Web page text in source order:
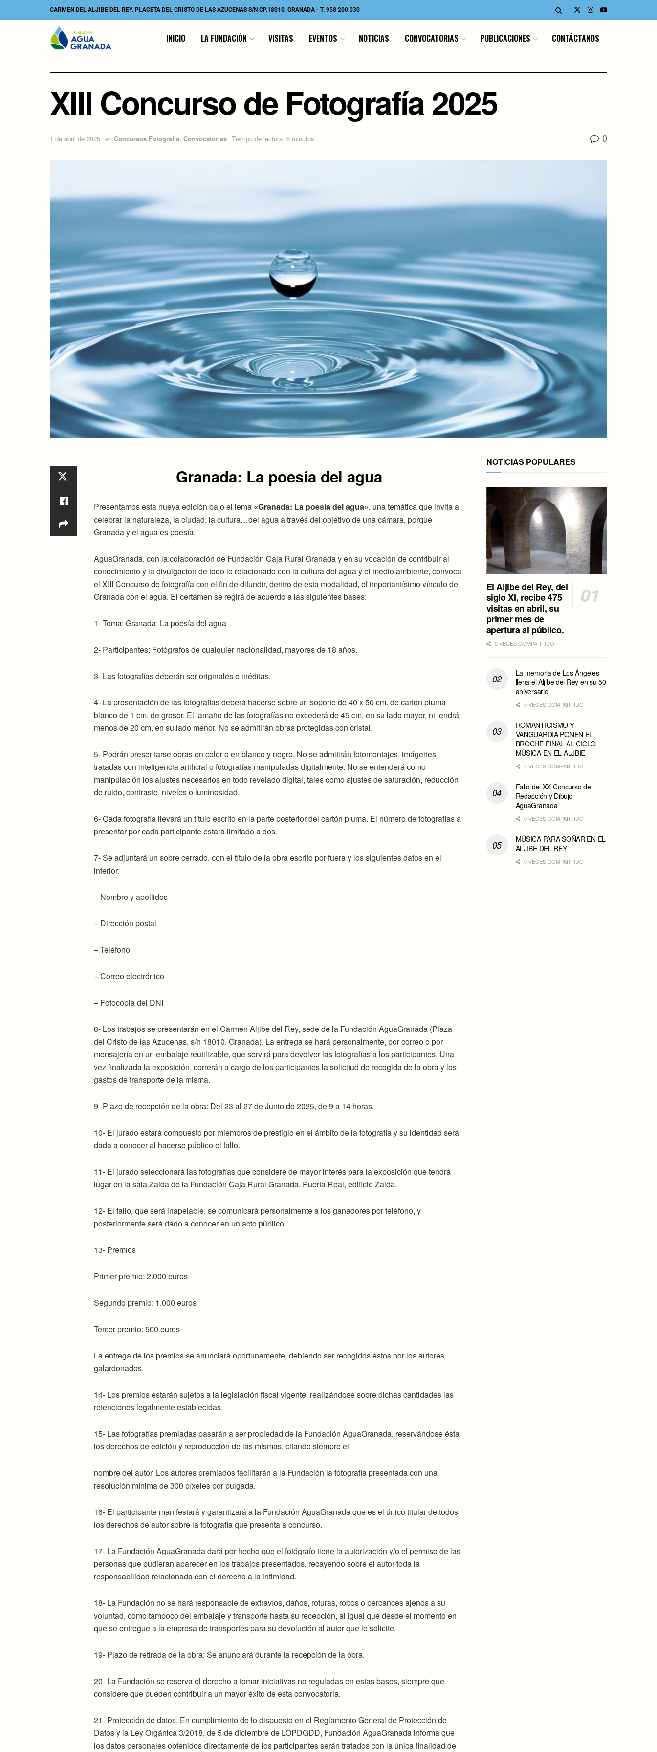
CARMEN DEL ALJIBE DEL REY. PLACETA DEL CRISTO DE LAS AZUCENAS S/N CP.18010, GRANADA - T. 958 200 030
INICIO LA FUNDACIÓN VISITAS EVENTOS NOTICIAS CONVOCATORIAS PUBLICACIONES CONTÁCTANOS
XIII Concurso de Fotografía 2025
1 de abril de 2025 en Concursos Fotografía, Convocatorias Tiempo de lectura: 6 minutos 0
Granada: La poesía del agua
Presentamos esta nueva edición bajo el lema «Granada: La poesía del agua», una temática que invita a
celebrar la naturaleza, la ciudad, la cultura…del agua a través del objetivo de una cámara, porque
Granada y el agua es poesía.
AguaGranada, con la colaboración de Fundación Caja Rural Granada y en su vocación de contribuir al
conocimiento y la divulgación de todo lo relacionado con la cultura del agua y el medio ambiente, convoca
el XIII Concurso de fotografía con el fin de difundir, dentro de esta modalidad, el importantísimo vínculo de
Granada con el agua. El certamen se regirá de acuerdo a las siguientes bases:
1- Tema: Granada: La poesía del agua
2- Participantes: Fotógrafos de cualquier nacionalidad, mayores de 18 años.
3- Las fotografías deberán ser originales e inéditas.
4- La presentación de las fotografías deberá hacerse sobre un soporte de 40 x 50 cm. de cartón pluma
blanco de 1 cm. de grosor. El tamaño de las fotografías no excederá de 45 cm. en su lado mayor, ni tendrá
menos de 20 cm. en su lado menor. No se admitirán obras protegidas con cristal.
5- Podrán presentarse obras en color o en blanco y negro. No se admitirán fotomontajes, imágenes
tratadas con inteligencia artificial o fotografías manipuladas digitalmente. No se entenderá como
manipulación los ajustes necesarios en todo revelado digital, tales como ajustes de saturación, reducción
de ruido, contraste, niveles o luminosidad.
6- Cada fotografía llevará un título escrito en la parte posterior del cartón pluma. El número de fotografías a
presentar por cada participante estará limitado a dos.
7- Se adjuntará un sobre cerrado, con el título de la obra escrito por fuera y los siguientes datos en el
interior:
– Nombre y apellidos
– Dirección postal
– Teléfono
– Correo electrónico
– Fotocopia del DNI
8- Los trabajos se presentarán en el Carmen Aljibe del Rey, sede de la Fundación AguaGranada (Plaza
del Cristo de las Azucenas, s/n 18010. Granada). La entrega se hará personalmente, por correo o por
mensajería en un embalaje reutilizable, que servirá para devolver las fotografías a los participantes. Una
vez finalizada la exposición, correrán a cargo de los participantes la solicitud de recogida de la obra y los
gastos de transporte de la misma.
9- Plazo de recepción de la obra: Del 23 al 27 de Junio de 2025, de 9 a 14 horas.
10- El jurado estará compuesto por miembros de prestigio en el ámbito de la fotografía y su identidad será
dada a conocer al hacerse público el fallo.
11- El jurado seleccionará las fotografías que considere de mayor interés para la exposición que tendrá
lugar en la sala Zaida de la Fundación Caja Rural Granada. Puerta Real, edificio Zaida.
12- El fallo, que será inapelable, se comunicará personalmente a los ganadores por teléfono, y
posteriormente será dado a conocer en un acto público.
13- Premios
Primer premio: 2.000 euros
Segundo premio: 1.000 euros
Tercer premio: 500 euros
La entrega de los premios se anunciará oportunamente, debiendo ser recogidos éstos por los autores
galardonados.
14- Los premios estarán sujetos a la legislación fiscal vigente, realizándose sobre dichas cantidades las
retenciones legalmente establecidas.
15- Las fotografías premiadas pasarán a ser propiedad de la Fundación AguaGranada, reservándose ésta
los derechos de edición y reproducción de las mismas, citando siempre el
nombre del autor. Los autores premiados facilitarán a la Fundación la fotografía presentada con una
resolución mínima de 300 píxeles por pulgada.
16- El participante manifestará y garantizará a la Fundación AguaGranada que es el único titular de todos
los derechos de autor sobre la fotografía que presenta a concurso.
17- La Fundación AguaGranada dará por hecho que el fotógrafo tiene la autorización y/o el permiso de las
personas que pudieran aparecer en los trabajos presentados, recayendo sobre el autor toda la
responsabilidad relacionada con el derecho a la intimidad.
18- La Fundación no se hará responsable de extravíos, daños, roturas, robos o percances ajenos a su
voluntad, como tampoco del embalaje y transporte hasta su recepción, al igual que desde el momento en
que se entregue a la empresa de transportes para su devolución al autor que lo solicite.
19- Plazo de retirada de la obra: Se anunciará durante la recepción de la obra.
20- La Fundación se reserva el derecho a tomar iniciativas no reguladas en estas bases, siempre que
considere que pueden contribuir a un mayor éxito de esta convocatoria.
21- Protección de datos. En cumplimiento de lo dispuesto en el Reglamento General de Protección de
Datos y la Ley Orgánica 3/2018, de 5 de diciembre de LOPDGDD, Fundación AguaGranada informa que
los datos personales obtenidos directamente de los participantes serán tratados con la única finalidad de
NOTICIAS POPULARES
El Aljibe del Rey, del
siglo XI, recibe 475
visitas en abril, su
primer mes de
apertura al público.
0 VECES COMPARTIDO
La memoria de Los Ángeles
llena el Aljibe del Rey en su 50
aniversario
0 VECES COMPARTIDO
ROMANTICISMO Y
VANGUARDIA PONEN EL
BROCHE FINAL AL CICLO
MÚSICA EN EL ALJBIE
0 VECES COMPARTIDO
Fallo del XX Concurso de
Redacción y Dibujo
AguaGranada
0 VECES COMPARTIDO
MÚSICA PARA SOÑAR EN EL
ALJIBE DEL REY
0 VECES COMPARTIDO